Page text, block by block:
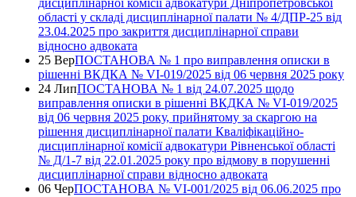
області у складі дисциплінарної палати № 4/ДПР-25 від
23.04.2025 про закриття дисциплінарної справи
відносно адвоката
25 ВерПОСТАНОВА № 1 про виправлення описки в
рішенні ВКДКА № VI-019/2025 від 06 червня 2025 року
24 ЛипПОСТАНОВА № 1 від 24.07.2025 щодо
виправлення описки в рішенні ВКДКА № VI-019/2025
від 06 червня 2025 року, прийнятому за скаргою на
рішення дисциплінарної палати Кваліфікаційно-
дисциплінарної комісії адвокатури Рівненської області
№ Д/1-7 від 22.01.2025 року про відмову в порушенні
дисциплінарної справи відносно адвоката
06 ЧерПОСТАНОВА № VI-001/2025 від 06.06.2025 про